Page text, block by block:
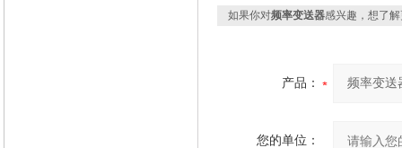
如果你对频率变送器感兴趣，想了
产品：
您的单位：